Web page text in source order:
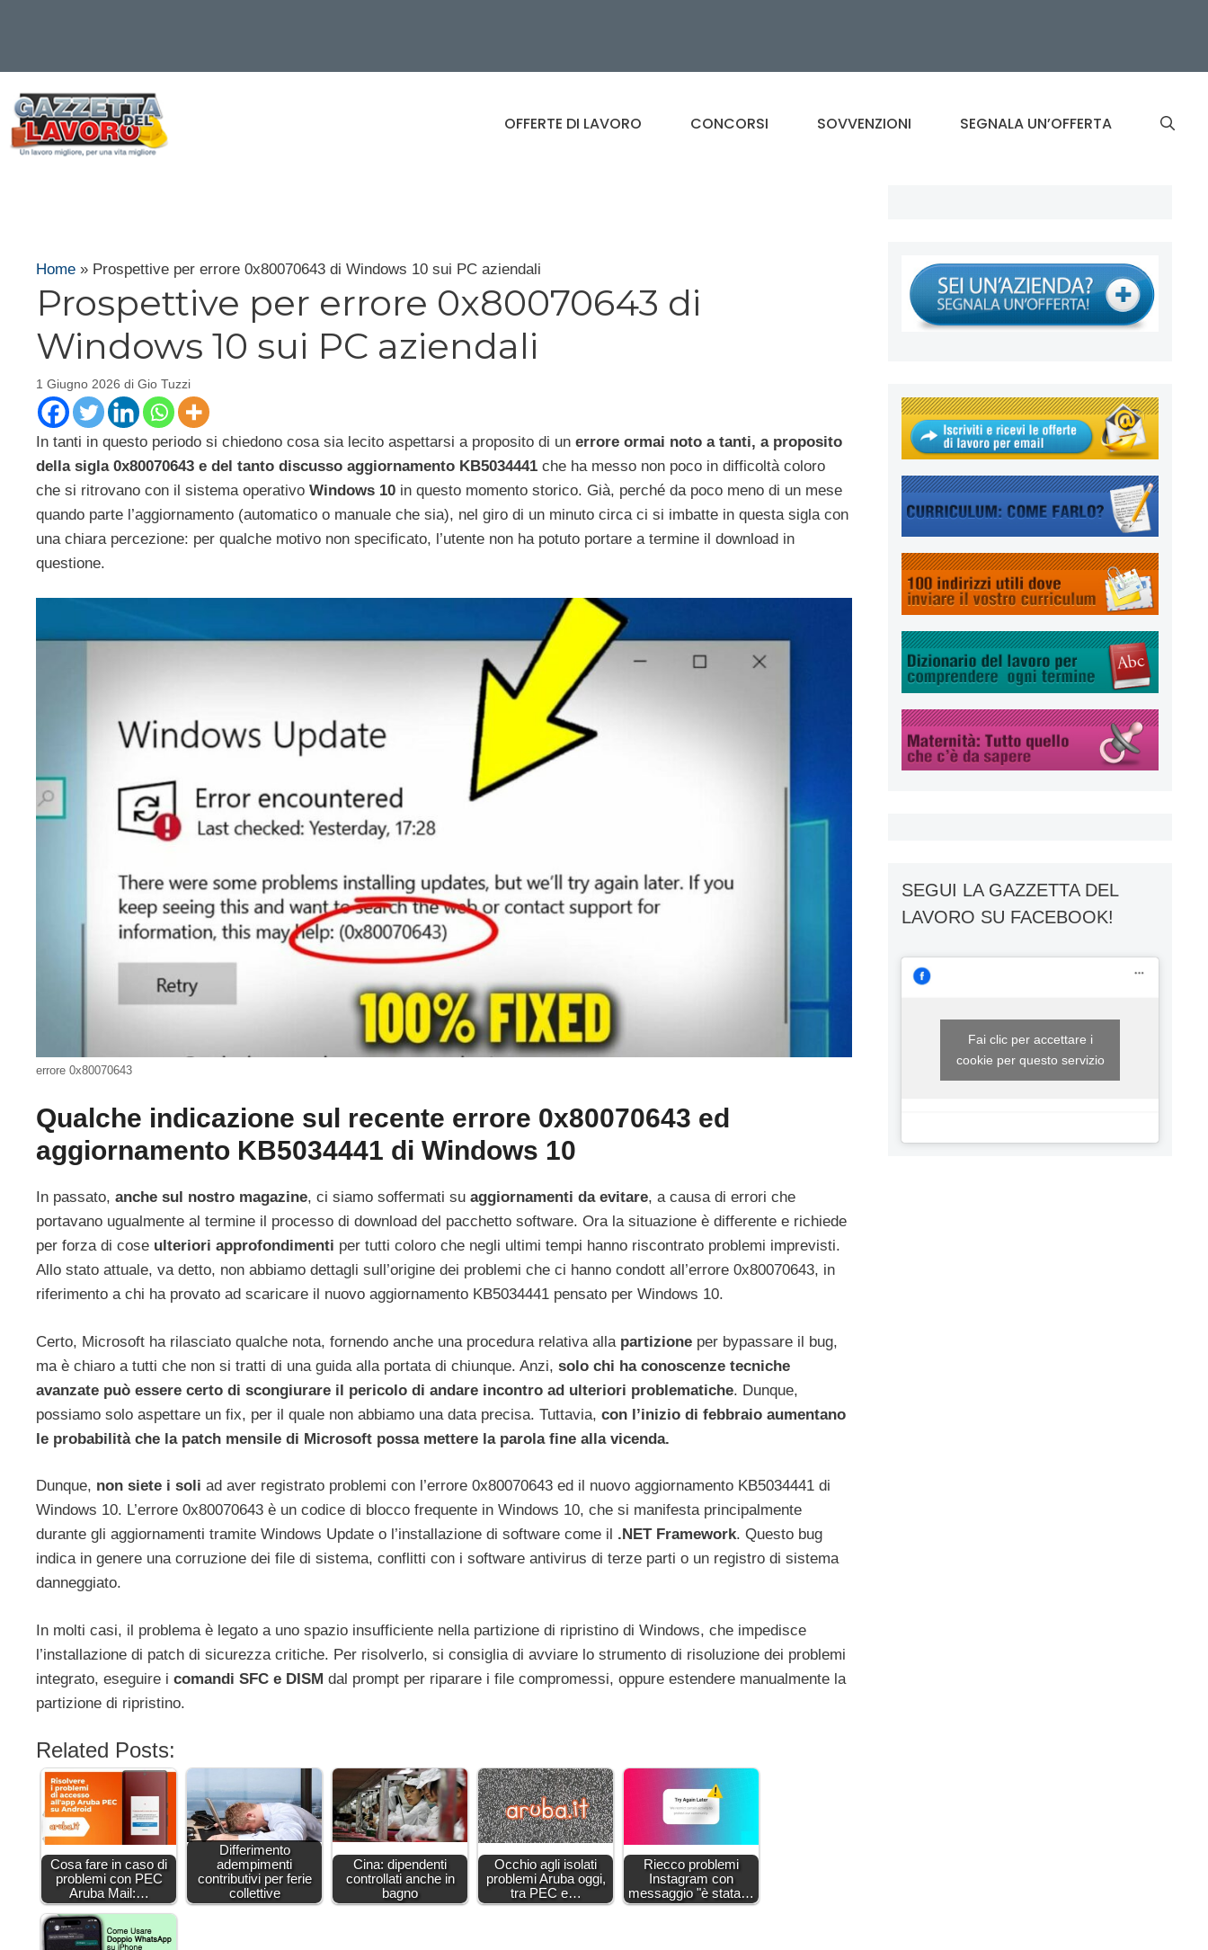
contenuto
OFFERTE DI LAVORO CONCORSI SOVVENZIONI SEGNALA UN’OFFERTA
Home » Prospettive per errore 0x80070643 di Windows 10 sui PC aziendali
Prospettive per errore 0x80070643 di
Windows 10 sui PC aziendali
1 Giugno 2026 di Gio Tuzzi
In tanti in questo periodo si chiedono cosa sia lecito aspettarsi a proposito di un errore ormai noto a tanti, a proposito
della sigla 0x80070643 e del tanto discusso aggiornamento KB5034441 che ha messo non poco in difficoltà coloro
che si ritrovano con il sistema operativo Windows 10 in questo momento storico. Già, perché da poco meno di un mese
quando parte l’aggiornamento (automatico o manuale che sia), nel giro di un minuto circa ci si imbatte in questa sigla con
una chiara percezione: per qualche motivo non specificato, l’utente non ha potuto portare a termine il download in
questione.
errore 0x80070643
Qualche indicazione sul recente errore 0x80070643 ed
aggiornamento KB5034441 di Windows 10
In passato, anche sul nostro magazine, ci siamo soffermati su aggiornamenti da evitare, a causa di errori che
portavano ugualmente al termine il processo di download del pacchetto software. Ora la situazione è differente e richiede
per forza di cose ulteriori approfondimenti per tutti coloro che negli ultimi tempi hanno riscontrato problemi imprevisti.
Allo stato attuale, va detto, non abbiamo dettagli sull’origine dei problemi che ci hanno condott all’errore 0x80070643, in
riferimento a chi ha provato ad scaricare il nuovo aggiornamento KB5034441 pensato per Windows 10.
Certo, Microsoft ha rilasciato qualche nota, fornendo anche una procedura relativa alla partizione per bypassare il bug,
ma è chiaro a tutti che non si tratti di una guida alla portata di chiunque. Anzi, solo chi ha conoscenze tecniche
avanzate può essere certo di scongiurare il pericolo di andare incontro ad ulteriori problematiche. Dunque,
possiamo solo aspettare un fix, per il quale non abbiamo una data precisa. Tuttavia, con l’inizio di febbraio aumentano
le probabilità che la patch mensile di Microsoft possa mettere la parola fine alla vicenda.
Dunque, non siete i soli ad aver registrato problemi con l’errore 0x80070643 ed il nuovo aggiornamento KB5034441 di
Windows 10. L’errore 0x80070643 è un codice di blocco frequente in Windows 10, che si manifesta principalmente
durante gli aggiornamenti tramite Windows Update o l’installazione di software come il .NET Framework. Questo bug
indica in genere una corruzione dei file di sistema, conflitti con i software antivirus di terze parti o un registro di sistema
danneggiato.
In molti casi, il problema è legato a uno spazio insufficiente nella partizione di ripristino di Windows, che impedisce
l’installazione di patch di sicurezza critiche. Per risolverlo, si consiglia di avviare lo strumento di risoluzione dei problemi
integrato, eseguire i comandi SFC e DISM dal prompt per riparare i file compromessi, oppure estendere manualmente la
partizione di ripristino.
Related Posts:
Cosa fare in caso di
problemi con PEC
Aruba Mail:…
Differimento
adempimenti
contributivi per ferie
collettive
Cina: dipendenti
controllati anche in
bagno
Occhio agli isolati
problemi Aruba oggi,
tra PEC e…
Riecco problemi
Instagram con
messaggio "è stata…
SEGUI LA GAZZETTA DEL
LAVORO SU FACEBOOK!
Fai clic per accettare i
cookie per questo servizio